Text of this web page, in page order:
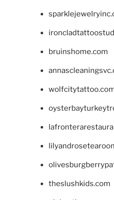
bruinshome.com
theslushkids.com